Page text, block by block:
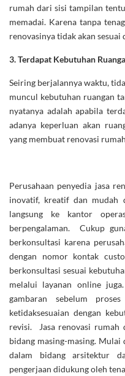
rumah dari sisi tampilan
memadai. Karena tanpa
renovasinya tidak akan sesuai
3.Terdapat Kebutuhan
Seiring berjalannya waktu,
muncul kebutuhan ruangan
nyatanya adalah apabila
adanya keperluan akan
yang membuat renovasi
Perusahaan penyedia jasa
inovatif, kreatif dan mudah
langsung ke kantor
berpengalaman. Cukup
berkonsultasi karena
dengan nomor kontak
berkonsultasi sesuai
melalui layanan online
gambaran sebelum
ketidaksesuaian dengan
revisi. Jasa renovasi rumah
bidang masing-masing.
dalam bidang arsitektur
pengerjaan didukung oleh